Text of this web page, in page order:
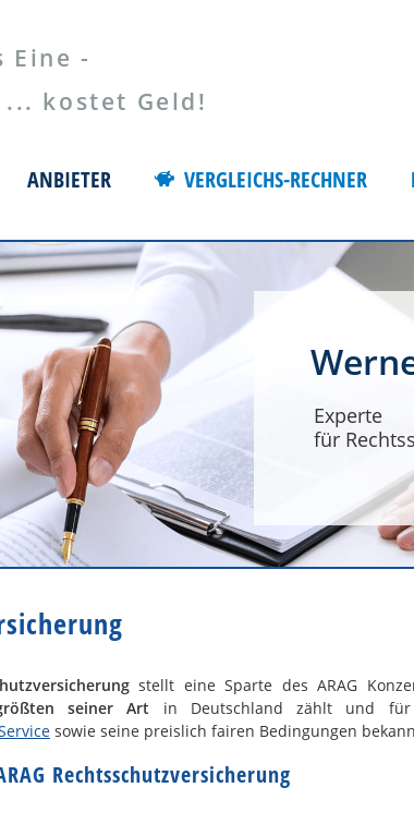
ANBIETER VERGLEICHS-RECHNER
Eine -
kostet Geld!
Experte
für
stellt eine Sparte des ARAG
seiner Art in Deutschland zählt und für
sowie seine preislich fairen Bedingungen
Rechtsschutzversicherung